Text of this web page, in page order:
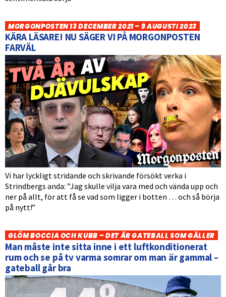
MORGONPOSTEN 13 DECEMBER 2021 – 9 AUGUSTI 2023
KÄRA LÄSARE! NU SÄGER VI PÅ MORGONPOSTEN
FARVÄL
Vi har lyckligt stridande och skrivande försökt verka i
Strindbergs anda: ”Jag skulle vilja vara med och vända upp och
ner på allt, för att få se vad som ligger i botten … och så börja
på nytt!”
GLÖM BOCCIA OCH KUBB – DET ÄR GATEBALL SOM GÄLLER
Man måste inte sitta inne i ett luftkonditionerat
rum och se på tv varma somrar om man är gammal –
gateball går bra